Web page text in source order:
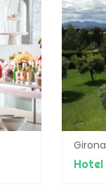
Girona